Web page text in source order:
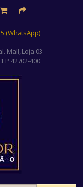
(WhatsApp)
Mall, Loja 03
42702-400